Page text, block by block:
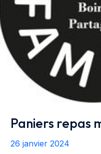
Paniers repas
26 janvier 2024